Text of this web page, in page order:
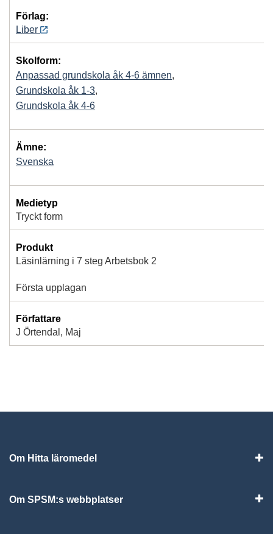
Förlag:
Liber
Skolform:
Anpassad grundskola åk 4-6 ämnen,
Grundskola åk 1-3,
Grundskola åk 4-6
Ämne:
Svenska
Medietyp
Tryckt form
Produkt
Läsinlärning i 7 steg Arbetsbok 2
Första upplagan
Författare
J Örtendal, Maj
Om Hitta läromedel
Om SPSM:s webbplatser